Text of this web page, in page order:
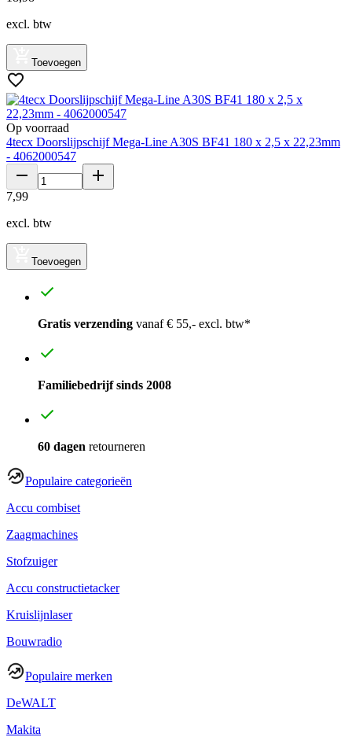
excl. btw
Toevoegen
Op voorraad
4tecx Doorslijpschijf Mega-Line A30S BF41 180 x 2,5 x 22,23mm
- 4062000547
7,99
excl. btw
Toevoegen
Gratis verzending vanaf € 55,- excl. btw*
Familiebedrijf sinds 2008
60 dagen retourneren
Populaire categorieën
Accu combiset
Zaagmachines
Stofzuiger
Accu constructietacker
Kruislijnlaser
Bouwradio
Populaire merken
DeWALT
Makita